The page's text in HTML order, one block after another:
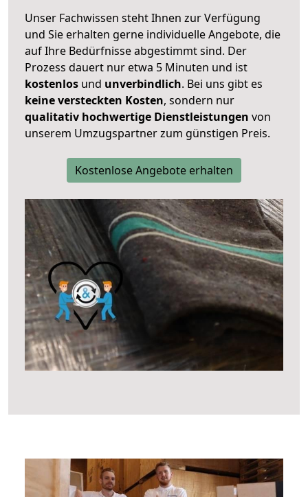
Unser Fachwissen steht Ihnen zur Verfügung
und Sie erhalten gerne individuelle Angebote, die
auf Ihre Bedürfnisse abgestimmt sind. Der
Prozess dauert nur etwa 5 Minuten und ist
kostenlos und unverbindlich. Bei uns gibt es
keine versteckten Kosten, sondern nur
qualitativ hochwertige Dienstleistungen von
unserem Umzugspartner zum günstigen Preis.
Kostenlose Angebote erhalten